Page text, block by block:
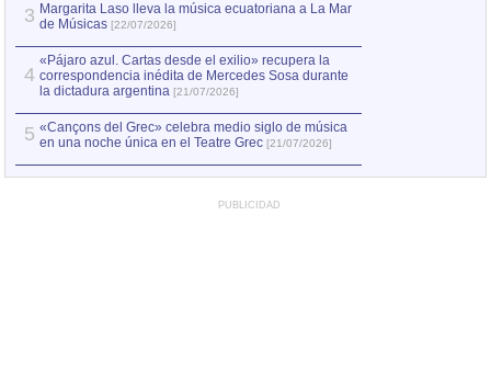
3 Margarita Laso lleva la música ecuatoriana a La Mar
de Músicas [22/07/2026]
4
«Pájaro azul. Cartas desde el exilio» recupera la
correspondencia inédita de Mercedes Sosa durante
la dictadura argentina [21/07/2026]
5 «Cançons del Grec» celebra medio siglo de música
en una noche única en el Teatre Grec [21/07/2026]
PUBLICIDAD